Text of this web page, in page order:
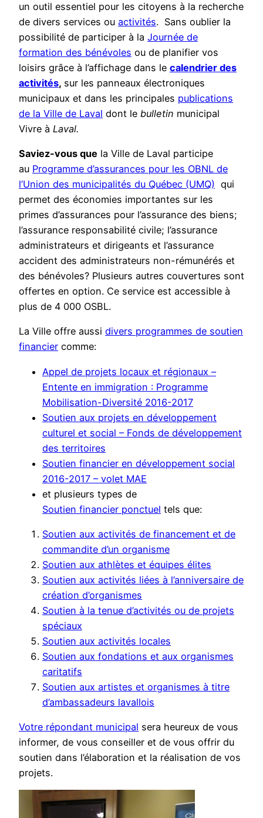
un outil essentiel pour les citoyens à la recherche
de divers services ou activités. Sans oublier la
possibilité de participer à la Journée de
formation des bénévoles ​ ou de planifier vos
loisirs grâce à l’affichage dans le calendrier des
activités, sur les panneaux électroniques
municipaux et dans les principales publications
de la Ville de Laval dont le bulletin municipal
Vivre à Laval.
Saviez-vous que la Ville de Laval participe
au Programme d’assurances pour les OBNL de
l’Union des municipalités du Québec (UMQ) qui
permet des économies importantes sur les
primes d’assurances pour l’assurance des biens;
l’assurance responsabilité civile; l’assurance
administrateurs et dirigeants et l’assurance
accident des administrateurs non-rémunérés et
des bénévoles? Plusieurs autres couvertures sont
offertes en option. Ce service est accessible à
plus de 4 000 OSBL.
La Ville offre aussi divers programmes de soutien
financier comme:
Appel de projets locaux et régionaux –
Entente en immigration : Programme
Mobilisation-Diversité 2016-2017​
Soutien aux projets en développement
culturel et social – Fonds de développement
des territoires​
Soutien financier en développement social
2016-2017 – volet MAE​
et plusieurs types de
Soutien financier ponctuel​ ​ tels que:
Soutien aux activités de financement et de
commandite d’un organisme
Soutien aux athlètes et équipes élites
Soutien aux activités ​liées à l’anniversaire de
création d’organismes
Soutien à la tenue d’acti​vités ou de projets
spéciaux
Soutien aux activités locales
Soutien aux fondations et aux organismes
caritatifs
Soutien aux artistes et organismes à titre
d’ambassadeurs lavallois​
Votre répondant municipal sera heureux de vous
informer, de vous conseiller et de vous offrir du
soutien dans l’élaboration et la réalisation de vos
projets.